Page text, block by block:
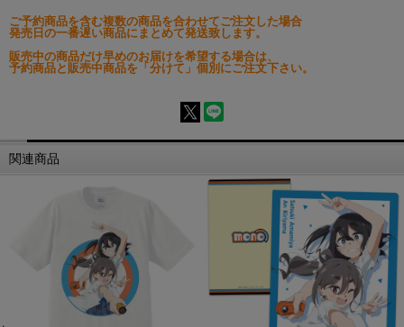
ご予約商品を含む複数の商品を合わせてご注文した場合
発売日の一番遅い商品にまとめて発送致します。
販売中の商品だけ早めのお届けを希望する場合は、
予約商品と販売中商品を「分けて」個別にご注文下さい。
関連商品